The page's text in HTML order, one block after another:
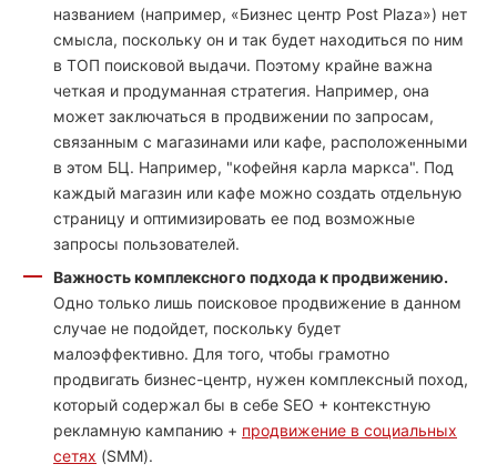
названием (например, «Бизнес центр Post Plaza») нет
смысла, поскольку он и так будет находиться по ним
в ТОП поисковой выдачи. Поэтому крайне важна
четкая и продуманная стратегия. Например, она
может заключаться в продвижении по запросам,
связанным с магазинами или кафе, расположенными
в этом БЦ. Например, "кофейня карла маркса". Под
каждый магазин или кафе можно создать отдельную
страницу и оптимизировать ее под возможные
запросы пользователей.
Важность комплексного подхода к продвижению.
Одно только лишь поисковое продвижение в данном
случае не подойдет, поскольку будет
малоэффективно. Для того, чтобы грамотно
продвигать бизнес-центр, нужен комплексный поход,
который содержал бы в себе SEO + контекстную
рекламную кампанию + продвижение в социальных
сетях (SMM).